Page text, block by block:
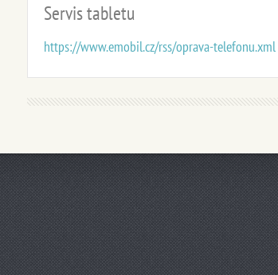
Servis tabletu
https://www.emobil.cz/rss/oprava-telefonu.xml